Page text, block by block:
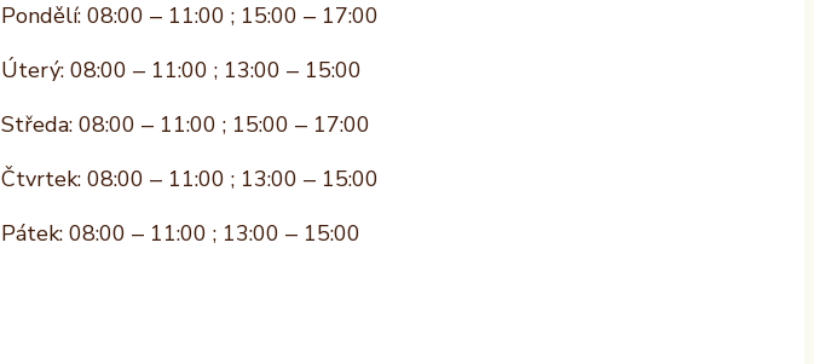
Pondělí: 08:00 – 11:00 ; 15:00 – 17:00
Úterý: 08:00 – 11:00 ; 13:00 – 15:00
Středa: 08:00 – 11:00 ; 15:00 – 17:00
Čtvrtek: 08:00 – 11:00 ; 13:00 – 15:00
Pátek: 08:00 – 11:00 ; 13:00 – 15:00